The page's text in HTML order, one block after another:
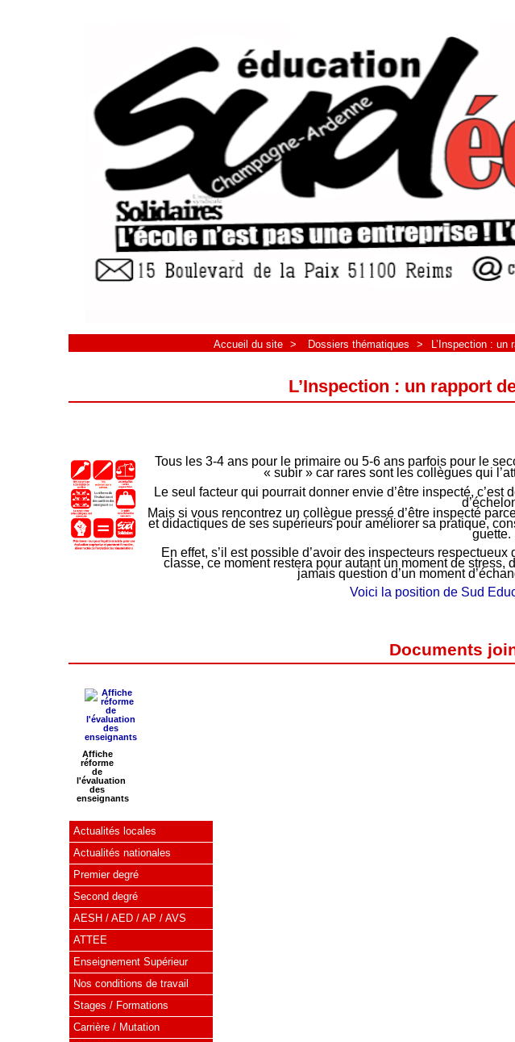
Accueil du site > Dossiers thématiques > L’Inspection : un
L’Inspection : un rapport
Tous les 3-4 ans pour le primaire ou 5-6 ans parfois pour le
« subir » car rares sont les collègues qui
Le seul facteur qui pourrait donner envie d’être inspecté,
Mais si vous rencontrez un collègue pressé d’être inspecté
et didactiques de ses supérieurs pour améliorer sa pratique,
guette.
En effet, s’il est possible d’avoir des inspecteurs
classe, ce moment restera pour autant un moment de
jamais question d’un moment
Voici la position de Sud
Documents
Affiche
réforme
de
l'évaluation
des
enseignants
Actualités locales
Actualités nationales
Premier degré
Second degré
AESH / AED / AP / AVS
ATTEE
Enseignement Supérieur
Nos conditions de travail
Stages / Formations
Carrière / Mutation